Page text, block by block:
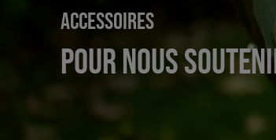
Accessoires
Pour nous